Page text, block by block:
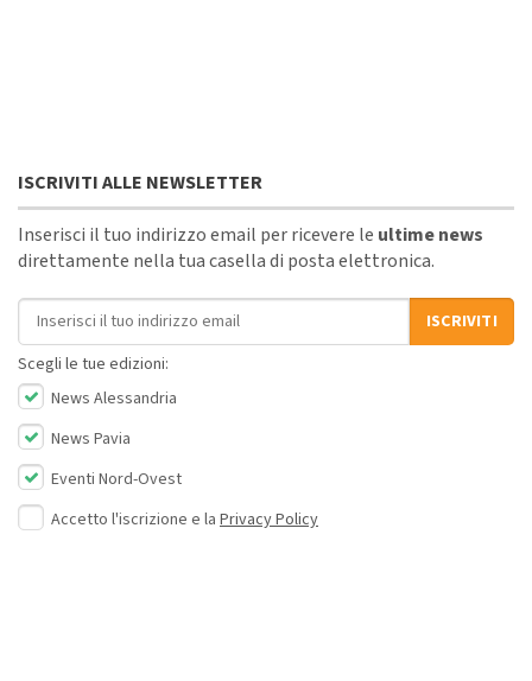
ISCRIVITI ALLE NEWSLETTER
Inserisci il tuo indirizzo email per ricevere le ultime news
direttamente nella tua casella di posta elettronica.
Indirizzo email
ISCRIVITI
Scegli le tue edizioni:
News Alessandria
News Pavia
Eventi Nord-Ovest
Accetto l'iscrizione e la Privacy Policy